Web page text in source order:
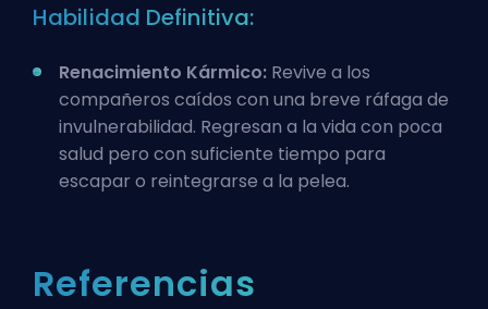
Habilidad Definitiva:
Renacimiento Kármico: Revive a los
compañeros caídos con una breve ráfaga de
invulnerabilidad. Regresan a la vida con poca
salud pero con suficiente tiempo para
escapar o reintegrarse a la pelea.
Referencias